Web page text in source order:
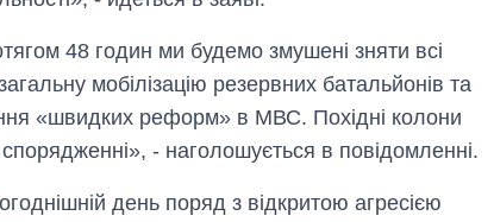
48 годин ми будемо змушені зняти всі
мобілізацію резервних батальйонів та
«швидких реформ» в МВС. Похідні колони
- наголошується в повідомленні.
день поряд з відкритою агресією